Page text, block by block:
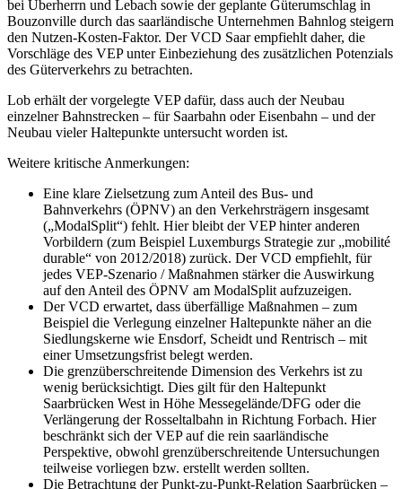
bei Überherrn und Lebach sowie der geplante Güterumschlag in
Bouzonville durch das saarländische Unternehmen Bahnlog steigern
den Nutzen-Kosten-Faktor. Der VCD Saar empfiehlt daher, die
Vorschläge des VEP unter Einbeziehung des zusätzlichen Potenzials
des Güterverkehrs zu betrachten.
Lob erhält der vorgelegte VEP dafür, dass auch der Neubau
einzelner Bahnstrecken – für Saarbahn oder Eisenbahn – und der
Neubau vieler Haltepunkte untersucht worden ist.
Weitere kritische Anmerkungen:
Eine klare Zielsetzung zum Anteil des Bus- und
Bahnverkehrs (ÖPNV) an den Verkehrsträgern insgesamt
(„ModalSplit“) fehlt. Hier bleibt der VEP hinter anderen
Vorbildern (zum Beispiel Luxemburgs Strategie zur „mobilité
durable“ von 2012/2018) zurück. Der VCD empfiehlt, für
jedes VEP-Szenario / Maßnahmen stärker die Auswirkung
auf den Anteil des ÖPNV am ModalSplit aufzuzeigen.
Der VCD erwartet, dass überfällige Maßnahmen – zum
Beispiel die Verlegung einzelner Haltepunkte näher an die
Siedlungskerne wie Ensdorf, Scheidt und Rentrisch – mit
einer Umsetzungsfrist belegt werden.
Die grenzüberschreitende Dimension des Verkehrs ist zu
wenig berücksichtigt. Dies gilt für den Haltepunkt
Saarbrücken West in Höhe Messegelände/DFG oder die
Verlängerung der Rosseltalbahn in Richtung Forbach. Hier
beschränkt sich der VEP auf die rein saarländische
Perspektive, obwohl grenzüberschreitende Untersuchungen
teilweise vorliegen bzw. erstellt werden sollten.
Die Betrachtung der Punkt-zu-Punkt-Relation Saarbrücken –